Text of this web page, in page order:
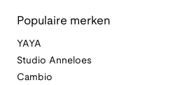
Populaire merken
YAYA
Studio Anneloes
Cambio